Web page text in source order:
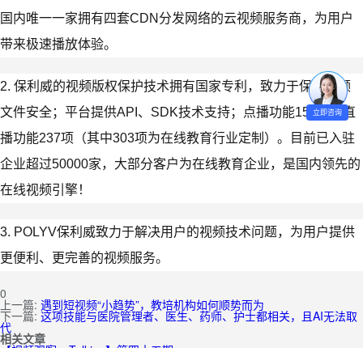
国内唯一一家拥有四套CDN分发网络的云视频服务商，为用户
带来极速播放体验。
2. 保利威的视频版权保护技术拥有国家专利，致力于保障视频
文件安全；平台提供API、SDK技术支持；点播功能157项，直
播功能237项（其中303项为在线教育行业定制）。目前已入驻
企业超过50000家，大部分客户为在线教育企业，是国内领先的
在线视频引擎！
3. POLYV保利威致力于解决用户的视频技术问题，为用户提供
更便利、更完善的视频服务。
0
上一篇: 遇到短视频“小趋势”，教培机构如何顺势而为
下一篇: 这项技能与医院管理者、医生、药师、护士都相关，且AI无法取
代
相关文章
立即咨询